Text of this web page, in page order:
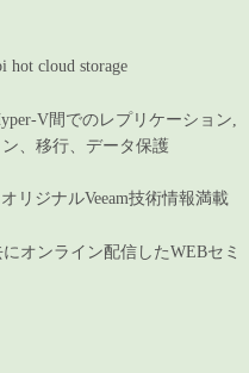
hot cloud storage
V間でのレプリケーション,
、移行、データ保護
リジナルVeeam技術情報満載
オンライン配信したWEBセミ